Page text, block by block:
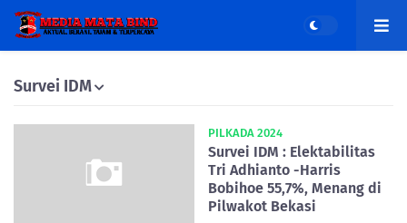
Survei IDM
PILKADA 2024
Survei IDM : Elektabilitas
Tri Adhianto -Harris
Bobihoe 55,7%, Menang di
Pilwakot Bekasi